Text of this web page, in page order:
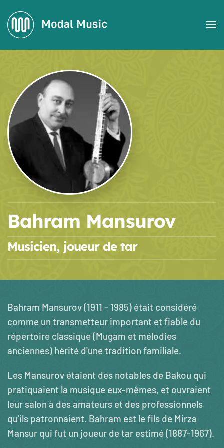
Accéder au contenu principal
Bahram Mansurov
Musicien, joueur de tar
Bahram Mansurov (1911 - 1985) était considéré
comme un transmetteur important et fiable du
répertoire classique (Mugam et mélodies
anciennes) hérité d'une tradition familiale.
Les Mansurov étaient des notables de Bakou qui
pratiquaient la musique eux-mêmes, et ouvraient
leur salon à des amateurs et des professionnels
qu'ils patronnaient. Bahram est le fils de Mirza
Mansur qui fut un joueur de tar estimé (1887-1967).